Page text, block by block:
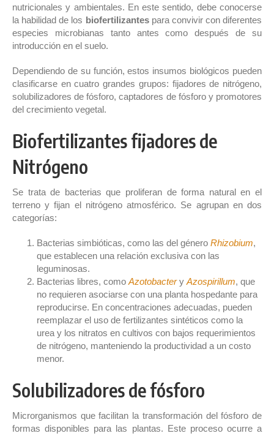
nutricionales y ambientales. En este sentido, debe conocerse
la habilidad de los biofertilizantespara convivir con diferentes
especies microbianas tanto antes como después de su
introducción en el suelo.
Dependiendo de su función, estos insumos biológicos pueden
clasificarse en cuatro grandes grupos: fijadores de nitrógeno,
solubilizadores de fósforo, captadores de fósforo y promotores
del crecimiento vegetal.
Biofertilizantes fijadores de
Nitrógeno
Se trata de bacterias que proliferan de forma natural en el
terreno y fijan el nitrógeno atmosférico. Se agrupan en dos
categorías:
Bacterias simbióticas, como las del género Rhizobium,
que establecen una relación exclusiva con las
leguminosas.
Bacterias libres, como Azotobacter y Azospirillum, que
no requieren asociarse con una planta hospedante para
reproducirse. En concentraciones adecuadas, pueden
reemplazar el uso de fertilizantes sintéticos como la
urea y los nitratos en cultivos con bajos requerimientos
de nitrógeno, manteniendo la productividad a un costo
menor.
Solubilizadores de fósforo
Microrganismos que facilitan la transformación del fósforo de
formas disponibles para las plantas. Este proceso ocurre a